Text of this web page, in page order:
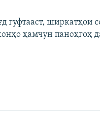
гуфтааст,
ҳамчун паноҳгоҳ